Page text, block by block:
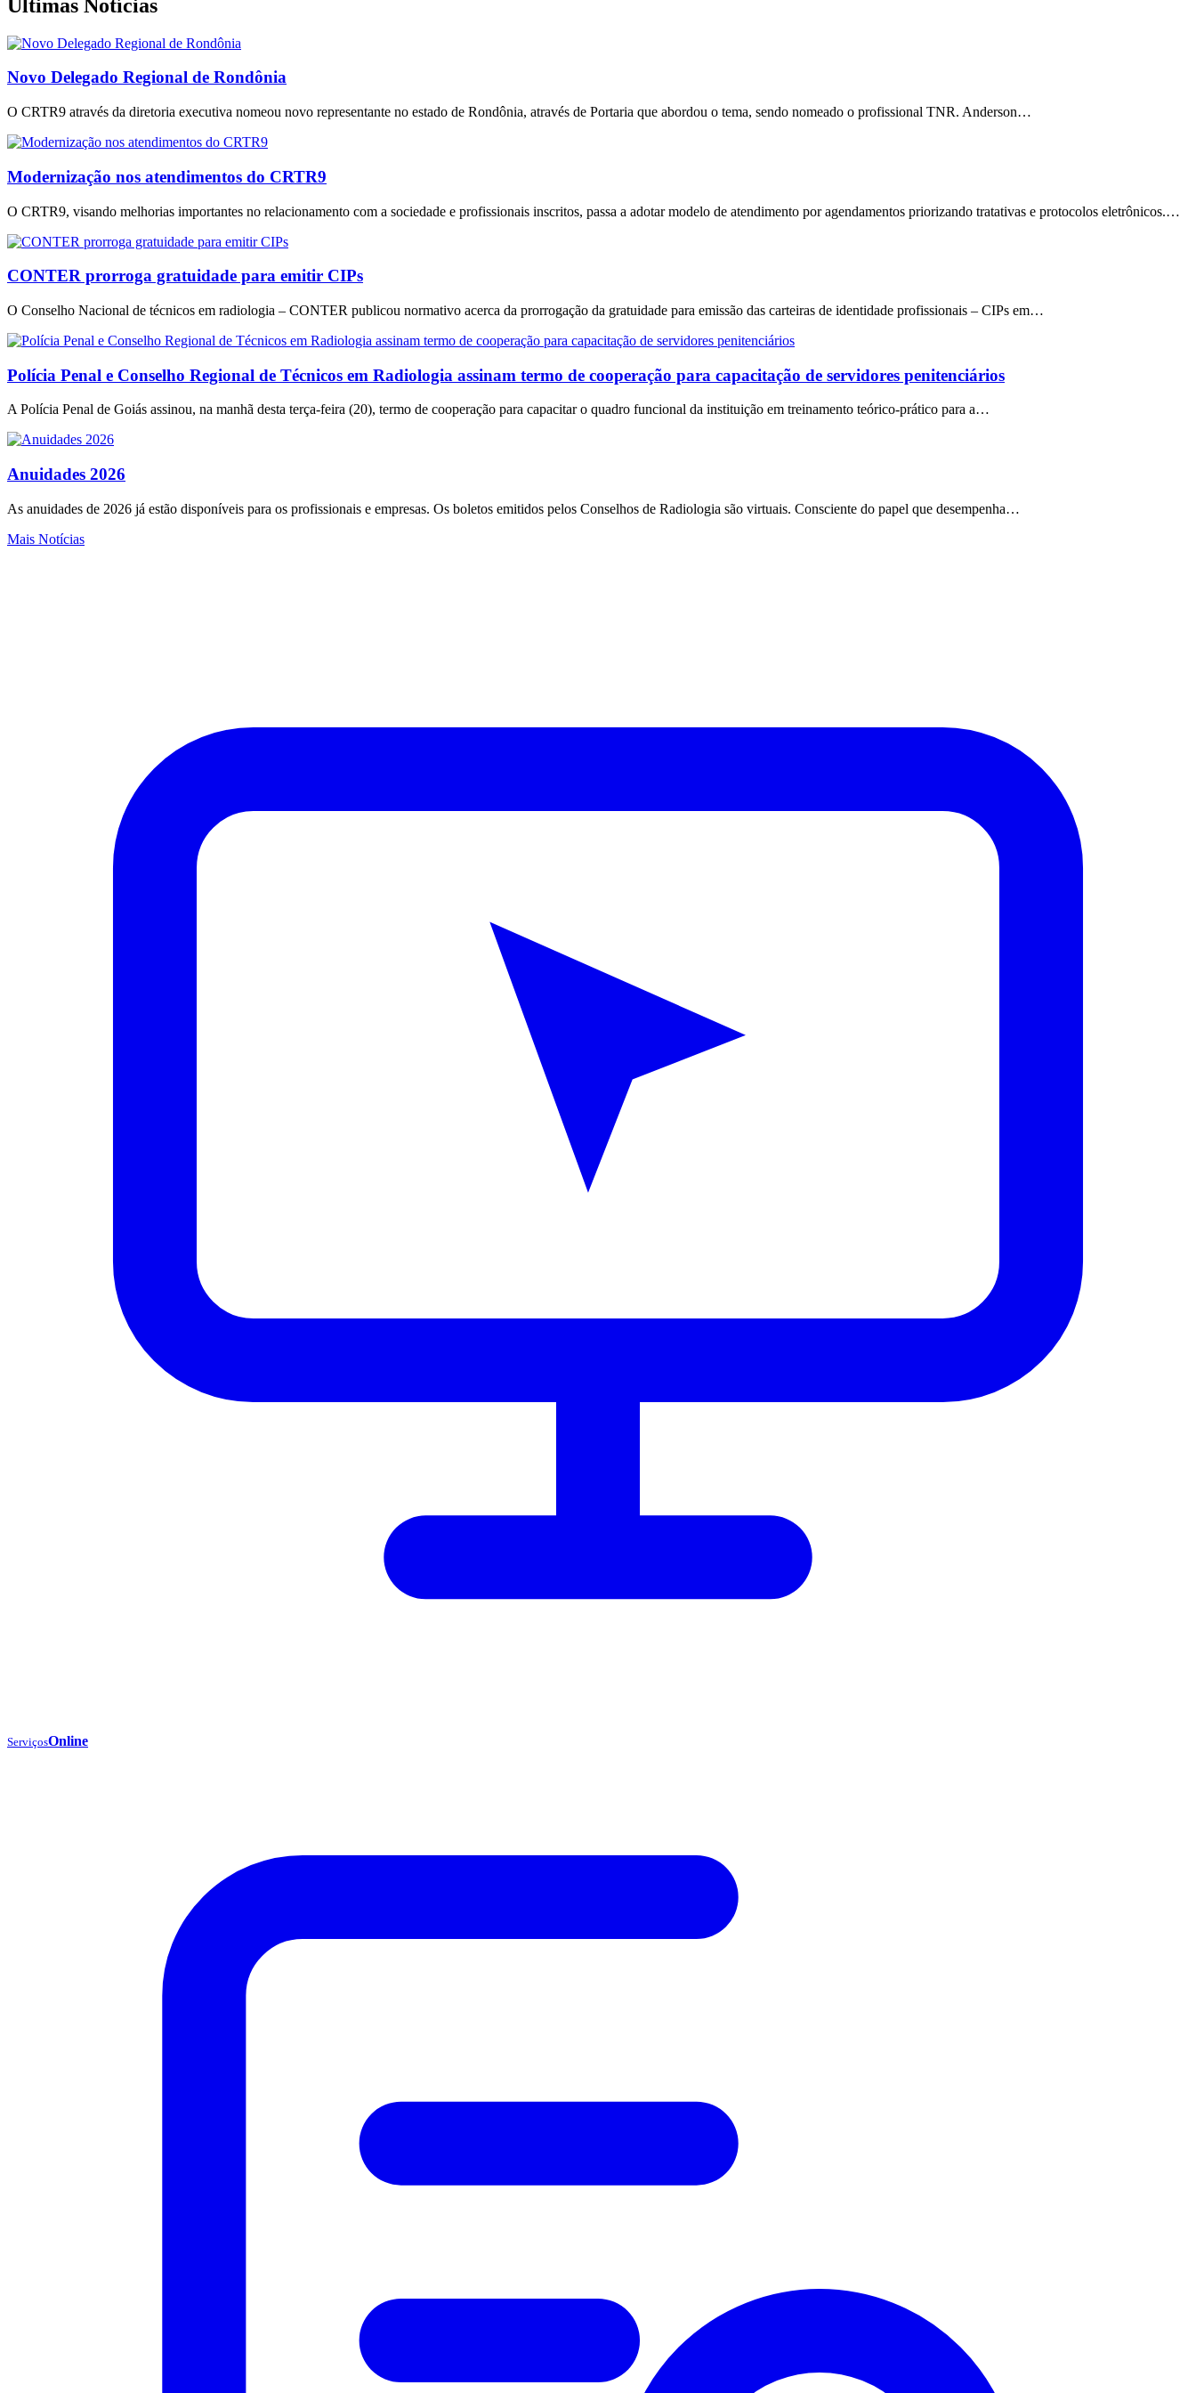
Últimas Notícias
Novo Delegado Regional de Rondônia
O CRTR9 através da diretoria executiva nomeou novo representante no estado de Rondônia, através de Portaria que abordou o tema, sendo nomeado o profissional TNR. Anderson…
Modernização nos atendimentos do CRTR9
O CRTR9, visando melhorias importantes no relacionamento com a sociedade e profissionais inscritos, passa a adotar modelo de atendimento por agendamentos priorizando tratativas e protocolos eletrônicos.…
CONTER prorroga gratuidade para emitir CIPs
O Conselho Nacional de técnicos em radiologia – CONTER publicou normativo acerca da prorrogação da gratuidade para emissão das carteiras de identidade profissionais – CIPs em…
Polícia Penal e Conselho Regional de Técnicos em Radiologia assinam termo de cooperação para capacitação de servidores penitenciários
A Polícia Penal de Goiás assinou, na manhã desta terça-feira (20), termo de cooperação para capacitar o quadro funcional da instituição em treinamento teórico-prático para a…
Anuidades 2026
As anuidades de 2026 já estão disponíveis para os profissionais e empresas. Os boletos emitidos pelos Conselhos de Radiologia são virtuais. Consciente do papel que desempenha…
Mais Notícias
ServiçosOnline